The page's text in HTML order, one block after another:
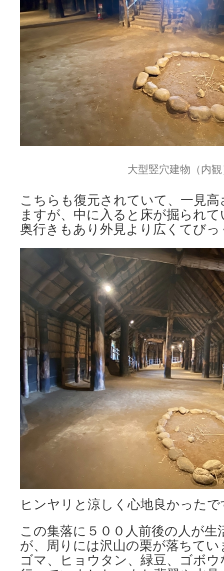
大型竪穴建物（内
こちらも復元されていて、一見
ますが、中に入ると床が掘られ
奥行きもあり外見より広くてび
ヒンヤリと涼しく心地良かった
この集落に５００人前後の人が
が、周りには沢山の栗が落ちて
ゴマ、ヒョウタン、緑豆、ゴボ